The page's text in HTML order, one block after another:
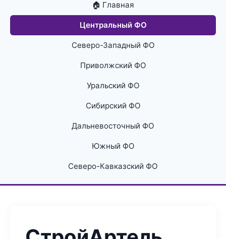
🏠 Главная
Центральный ФО
Северо-Западный ФО
Приволжский ФО
Уральский ФО
Сибирский ФО
Дальневосточный ФО
Южный ФО
Северо-Кавказский ФО